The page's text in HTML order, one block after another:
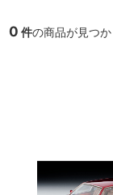
0 件の商品が見つ